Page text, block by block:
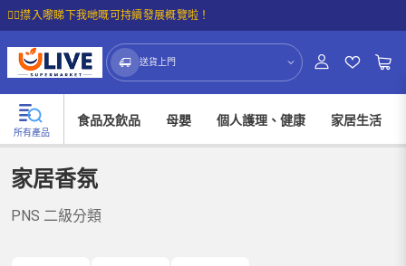
☝🏼㩒入嚟睇下我哋嘅可持續發展概覽啦！
送貨上門
所有產品
食品及飲品 母嬰 個人護理、健康 家居生活
家居香氛
PNS 二級分類